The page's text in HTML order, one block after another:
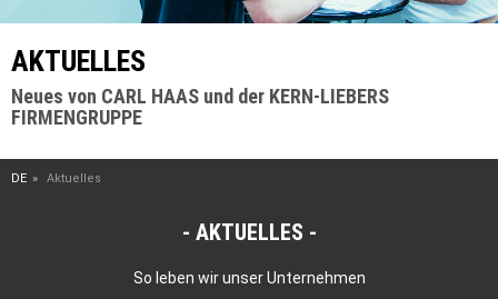
AKTUELLES
Neues von CARL HAAS und der KERN-LIEBERS
FIRMENGRUPPE
DE Aktuelles
AKTUELLES
So leben wir unser Unternehmen